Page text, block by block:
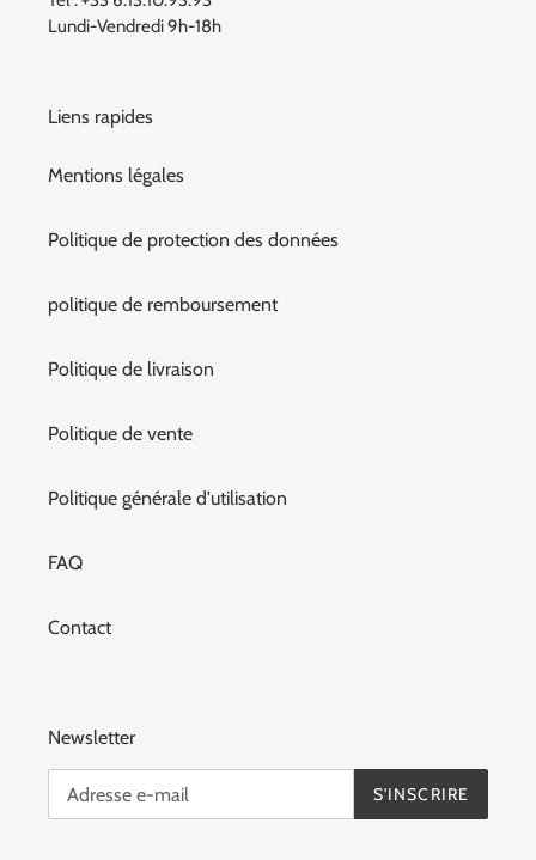
Lundi-Vendredi 9h-18h
Liens rapides
Mentions légales
Politique de protection des données
politique de remboursement
Politique de livraison
Politique de vente
Politique générale d'utilisation
FAQ
Contact
Newsletter
S'INSCRIRE